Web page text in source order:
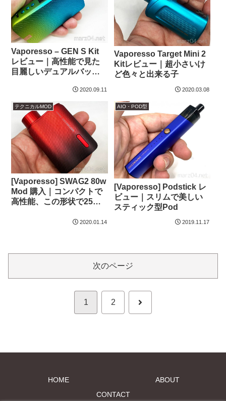
Vaporesso – GEN S Kit
レビュー｜高性能で見た
目麗しいデュアルバッテ
2020.09.11
Vaporesso Target Mini 2
Kitレビュー｜超小さいけ
ど色々と出来る子
2020.03.08
テクニカルMOD
[Vaporesso] SWAG2 80w
Mod 購入｜コンパクトで
高性能、この形状で25mm
2020.01.14
AIO・POD型
[Vaporesso] Podstick レ
ビュー｜スリムで美しい
スティック型Pod
2019.11.17
次のページ
1 2 次
HOME
ABOUT
CONTACT